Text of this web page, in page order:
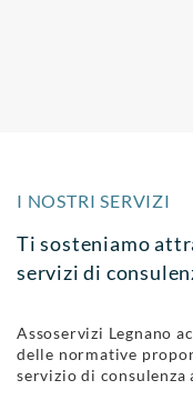
I NOSTRI SERVIZI
Ti sosteniamo
servizi di
Assoservizi Legnano
delle normative
servizio di